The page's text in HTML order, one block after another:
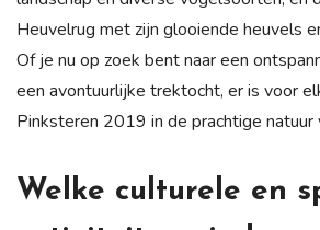
Heuvelrug met zijn glooiende heuvels
Of je nu op zoek bent naar een
een avontuurlijke trektocht, er is voor
Pinksteren 2019 in de prachtige natuur
Welke culturele en